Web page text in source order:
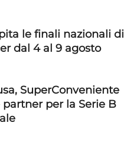
le finali nazionali di
dal 4 al 9 agosto
SuperConveniente
per la Serie B